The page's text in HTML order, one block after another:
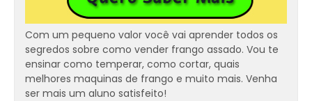
Com um pequeno valor você vai aprender todos os
segredos sobre como vender frango assado. Vou te
ensinar como temperar, como cortar, quais
melhores maquinas de frango e muito mais. Venha
ser mais um aluno satisfeito!